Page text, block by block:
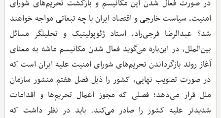
در صورت فعال شدن این مکانیسم و بازگشت تحریم‌های شورای
امنیت، سیاست خارجی و اقتصاد ایران با چه تبعاتی مواجه خواهند
شد؟ عبدالرضا فرجی‌راد، استاد ژئوپولیتیک و تحلیلگر مسائل
بین‌الملل، در ‌این‌باره می‌گوید فعال شدن مکانیسم ماشه به معنای
آغاز روند بازگرداندن تحریم‌های شورای امنیت علیه ایران است که
در صورت تصویب نهایی، کشور را ذیل فصل هفتم منشور سازمان
ملل قرار می‌دهد؛ فصلی که مجوز اعمال تحریم‌ها و اقدامات
شدیدتر علیه کشور را صادر می‌کند. باید در نظر داشت که